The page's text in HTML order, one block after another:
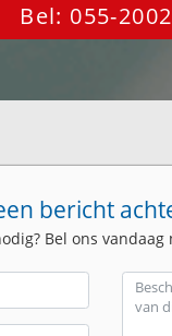
Bel: 055-
bericht
Bel ons vandaag